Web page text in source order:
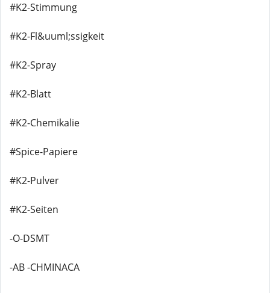
#K2-Stimmung
#K2-Fl&uuml;ssigkeit
#K2-Spray
#K2-Blatt
#K2-Chemikalie
#Spice-Papiere
#K2-Pulver
#K2-Seiten
-O-DSMT
-AB -CHMINACA